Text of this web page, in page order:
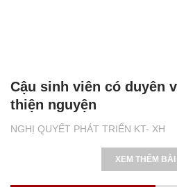
NGHỊ QUYẾT PHÁT TRIỂN KT- XH
Cậu sinh viên có duyên
thiện nguyện
XEM THÊM BÀI